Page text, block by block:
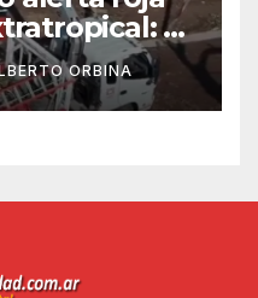
al
ORBINA